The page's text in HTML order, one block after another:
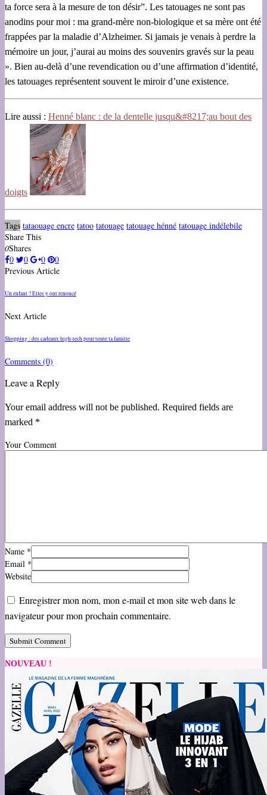
ta force sera à la mesure de ton désir”. Les tatouages ne sont pas
anodins pour moi : ma grand-mère non-biologique et sa mère ont été
frappées par la maladie d’Alzheimer. Si jamais je venais à perdre la
mémoire un jour, j’aurai au moins des souvenirs gravés sur la peau
». Bien au-delà d’une revendication ou d’une affirmation d’identité,
les tatouages représentent souvent le miroir d’une existence.
Lire aussi : Henné blanc : de la dentelle jusqu&#8217;au bout des
doigts
Tags tataouage encre tatoo tatouage tatouage hénné tatouage indélebile
Share This
0Shares
0
0 0
0
Previous Article
Un enfant ? Elles y ont renoncé
Next Article
Shopping : des cadeaux high-tech pour toute la famille
Comments (0)
Leave a Reply
Your email address will not be published. Required fields are
marked *
Your Comment
Name *
Email *
Website
Enregistrer mon nom, mon e-mail et mon site web dans le
navigateur pour mon prochain commentaire.
NOUVEAU !